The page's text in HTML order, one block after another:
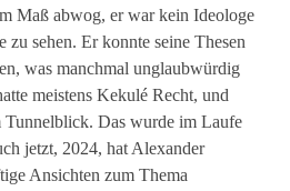
Maß abwog, er war kein Ideologe
zu sehen. Er konnte seine Thesen
was manchmal unglaubwürdig
meistens Kekulé Recht, und
Tunnelblick. Das wurde im Laufe
jetzt, 2024, hat Alexander
Ansichten zum Thema